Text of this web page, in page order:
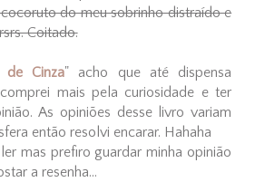
do meu sobrinho distraído e
Coitado.
de Cinza" acho que até dispensa
mais pela curiosidade e ter
As opiniões desse livro variam
então resolvi encarar. Hahaha
mas prefiro guardar minha opinião
a resenha...